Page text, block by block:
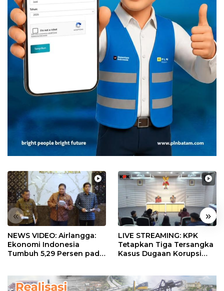
« »
NEWS VIDEO: Airlangga:
Ekonomi Indonesia
Tumbuh 5,29 Persen pada
LIVE STREAMING: KPK
Tetapkan Tiga Tersangka
Kasus Dugaan Korupsi